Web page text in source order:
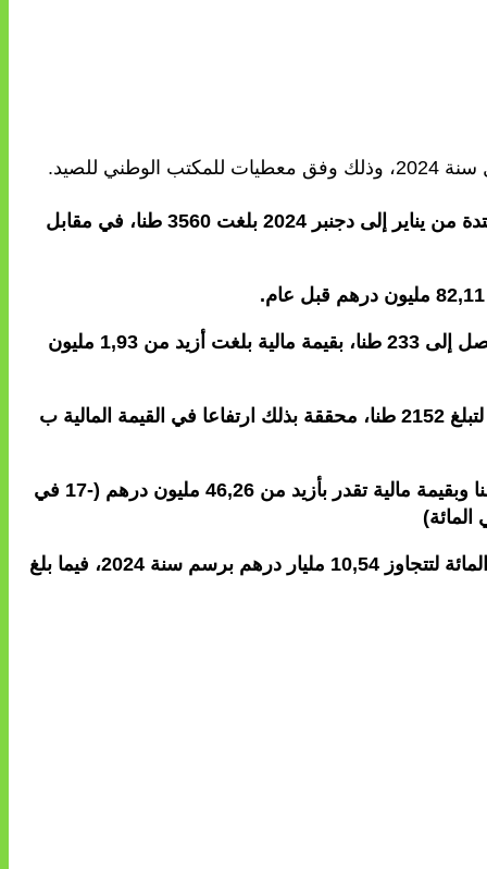
وأفاد المكتب، في تقريره الأخير المتعلق بإحصائيات الصيد الساحلي والتقليدي بالمغرب، بأن الكمية المفرغة خلال الفترة الممتدة من يناير إلى دجنبر 2024 بلغت 3560 طنا، في مقابل
وأضاف المصدر أن الكميات المفرغة من الأسماك السطحية على مستوى ميناء لمهيريز سجلت تراجعا بنسبة 18 في المائة لتصل إلى 233 طنا، بقيمة مالية بلغت أزيد من 1,93 مليون
وفي ما يتعلق بالكميات المفرغة من السمك الأبيض بميناء لمهيريز، فقد سجلت ارتفاعا بنسبة 32 في المائة برسم سنة 2024 لتبلغ 2152 طنا، محققة بذلك ارتفاعا في القيمة المالية ب
وبالنسبة للرخويات، فقد سجلت الكميات المفرغة منها تراجعا بنسبة 12 في المائة، حيث بلغت خلال الفترة المذكورة 1076 طنا وبقيمة مالية تقدر بأزيد من 46,26 مليون درهم (-17 في
يذكر أنه على المستوى الوطني، فقد سجلت منتجات الصيد الساحلي والتقليدي المسوقة، من حيث القيمة، نموا بنسبة 6 في المائة لتتجاوز 10,54 مليار درهم برسم سنة 2024، فيما بلغ